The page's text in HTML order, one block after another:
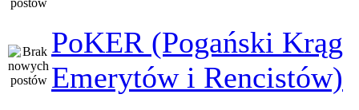
PoKER (Pogański Krąg
Emerytów i Rencistów)